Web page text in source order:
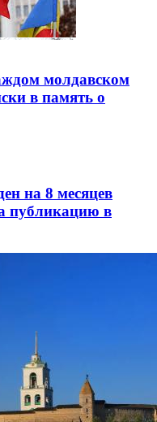
молдавском
в память о
на 8 месяцев
публикацию в